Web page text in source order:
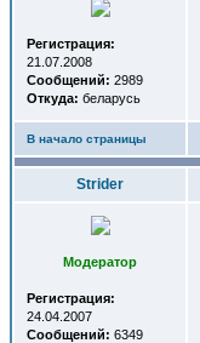
Регистрация:
21.07.2008
Сообщений: 2989
Откуда: беларусь
В начало страницы
Strider
Модератор
Регистрация:
24.04.2007
Сообщений: 6349